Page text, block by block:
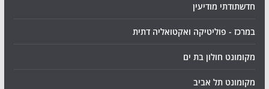
חדשתודתי מודיעין
במרכז - פוליטיקה ואקטואליה דתית
מקומונט חולון בת ים
מקומונט תל אביב